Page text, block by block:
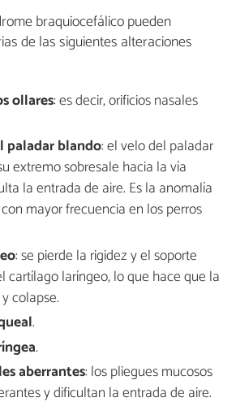
braquiocefálico pueden
de las siguientes alteraciones
ollares: es decir, orificios nasales
paladar blando: el velo del paladar
extremo sobresale hacia la vía
la entrada de aire. Es la anomalía
mayor frecuencia en los perros
: se pierde la rigidez y el soporte
cartílago laríngeo, lo que hace que la
colapse.
.
.
aberrantes: los pliegues mucosos
y dificultan la entrada de aire.